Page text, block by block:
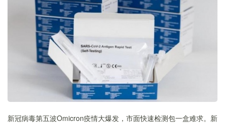
新冠病毒第五波Omicron疫情大爆发，市面快速检测包一盒难求。新